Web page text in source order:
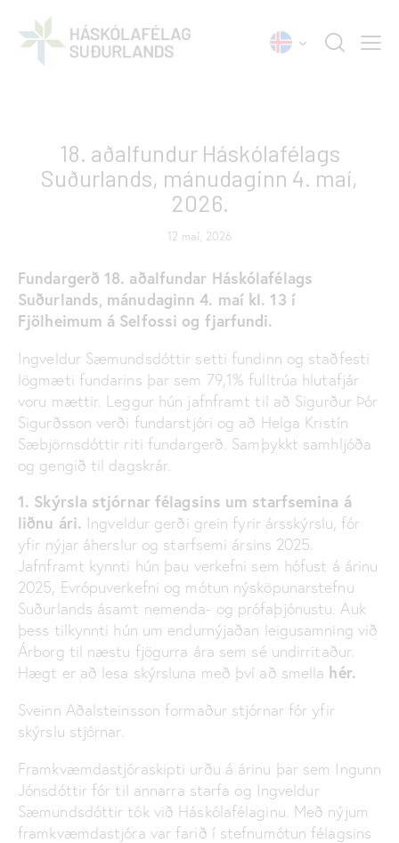
18. aðalfundur Háskólafélags
Suðurlands, mánudaginn 4. maí,
2026.
12 maí, 2026
Fundargerð 18. aðalfundar Háskólafélags
Suðurlands, mánudaginn 4. maí kl. 13 í
Fjölheimum á Selfossi og fjarfundi.
Ingveldur Sæmundsdóttir setti fundinn og staðfesti
lögmæti fundarins þar sem 79,1% fulltrúa hlutafjár
voru mættir. Leggur hún jafnframt til að Sigurður Þór
Sigurðsson verði fundarstjóri og að Helga Kristín
Sæbjörnsdóttir riti fundargerð. Samþykkt samhljóða
og gengið til dagskrár.
1. Skýrsla stjórnar félagsins um starfsemina á
liðnu ári. Ingveldur gerði grein fyrir ársskýrslu, fór
yfir nýjar áherslur og starfsemi ársins 2025.
Jafnframt kynnti hún þau verkefni sem hófust á árinu
2025, Evrópuverkefni og mótun nýsköpunarstefnu
Suðurlands ásamt nemenda- og prófaþjónustu. Auk
þess tilkynnti hún um endurnýjaðan leigusamning við
Árborg til næstu fjögurra ára sem sé undirritaður.
Hægt er að lesa skýrsluna með því að smella hér.
Sveinn Aðalsteinsson formaður stjórnar fór yfir
skýrslu stjórnar.
Framkvæmdastjóraskipti urðu á árinu þar sem Ingunn
Jónsdóttir fór til annarra starfa og Ingveldur
Sæmundsdóttir tók við Háskólafélaginu. Með nýjum
framkvæmdastjóra var farið í stefnumótun félagsins